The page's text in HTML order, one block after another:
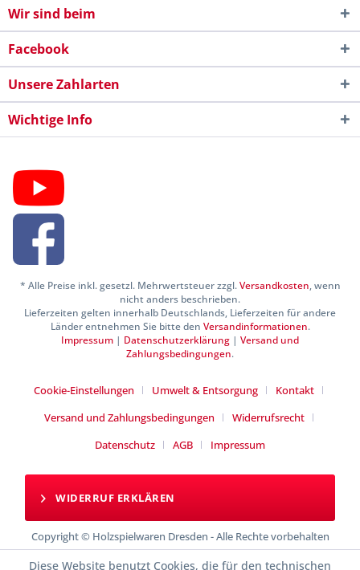
Wir sind beim
Facebook
Unsere Zahlarten
Wichtige Info
* Alle Preise inkl. gesetzl. Mehrwertsteuer zzgl.Versandkosten, wenn
nicht anders beschrieben.
Lieferzeiten gelten innerhalb Deutschlands, Lieferzeiten für andere
Länder entnehmen Sie bitte den Versandinformationen.
Impressum | Datenschutzerklärung | Versand und
Zahlungsbedingungen.
Cookie-Einstellungen Umwelt & Entsorgung
Kontakt
Versand und Zahlungsbedingungen
Widerrufsrecht
Datenschutz
AGB Impressum
WIDERRUF ERKLÄREN
Copyright © Holzspielwaren Dresden - Alle Rechte vorbehalten
Diese Website benutzt Cookies, die für den technischen